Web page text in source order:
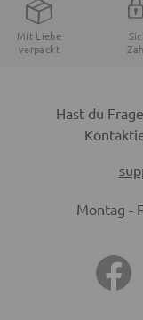
Mit Liebe
verpackt
Hast du
Montag -